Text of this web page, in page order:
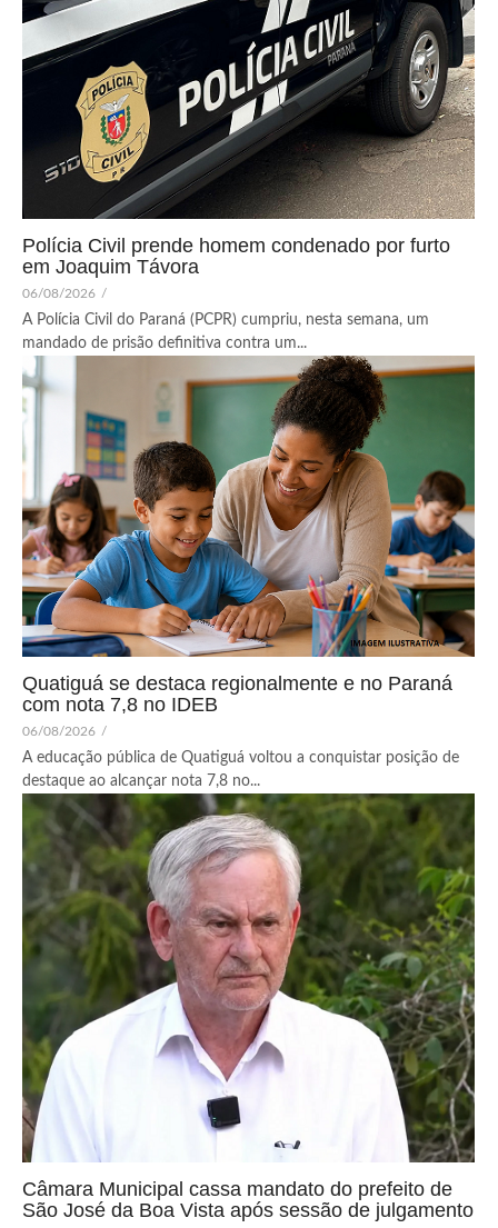
Polícia Civil prende homem condenado por furto
em Joaquim Távora
06/08/2026 /
A Polícia Civil do Paraná (PCPR) cumpriu, nesta semana, um
mandado de prisão definitiva contra um...
Quatiguá se destaca regionalmente e no Paraná
com nota 7,8 no IDEB
06/08/2026 /
A educação pública de Quatiguá voltou a conquistar posição de
destaque ao alcançar nota 7,8 no...
Câmara Municipal cassa mandato do prefeito de
São José da Boa Vista após sessão de julgamento